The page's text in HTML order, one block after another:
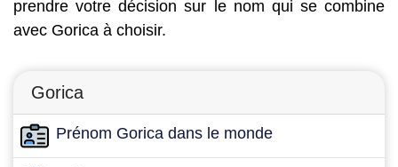
prendre votre décision sur le nom qui se combine
avec Gorica à choisir.
Gorica
Prénom Gorica dans le monde